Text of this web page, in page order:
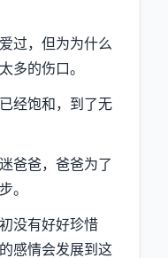
过，但为为什么
多的伤口。
经饱和，到了无
爸爸，爸爸为了
。
没有好好珍惜
感情会发展到这